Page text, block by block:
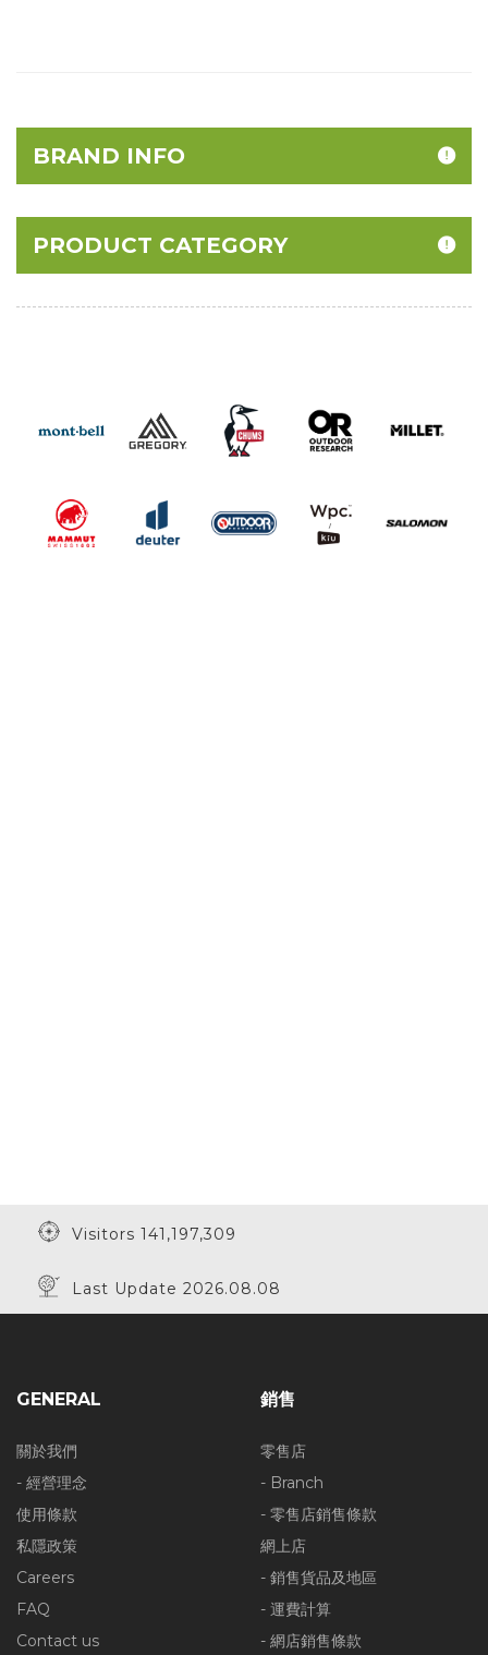
BRAND INFO
PRODUCT CATEGORY
Visitors 141,197,309
Last Update 2026.08.08
GENERAL
關於我們
- 經營理念
使用條款
私隱政策
Careers
FAQ
Contact us
銷售
零售店
- Branch
- 零售店銷售條款
網上店
- 銷售貨品及地區
- 運費計算
- 網店銷售條款